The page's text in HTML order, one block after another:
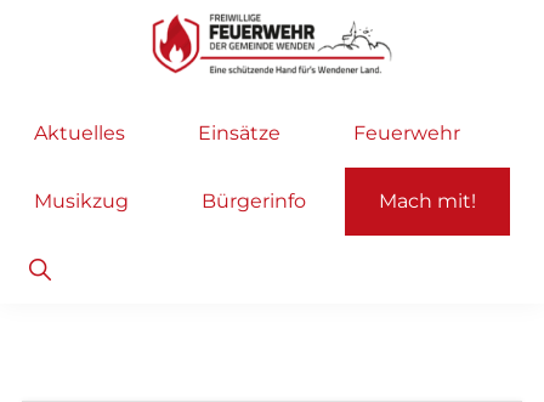
Hauptnavigation
Feuerwehr
helfen
selbstverständlich!
Aktuelles Einsätze Feuerwehr
Musikzug Bürgerinfo Mach mit!
Show
Search